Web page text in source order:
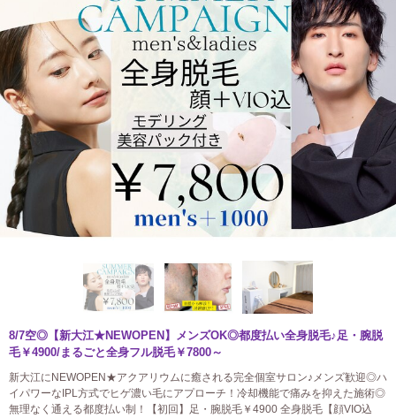
8/7空◎【新大江★NEWOPEN】メンズOK◎都度払い全身脱毛♪足・腕脱
毛￥4900/まるごと全身フル脱毛￥7800～
新大江にNEWOPEN★アクアリウムに癒される完全個室サロン♪メンズ歓迎◎ハ
イパワーなIPL方式でヒゲ濃い毛にアプローチ！冷却機能で痛みを抑えた施術◎
無理なく通える都度払い制！【初回】足・腕脱毛￥4900 全身脱毛【顔VIO込